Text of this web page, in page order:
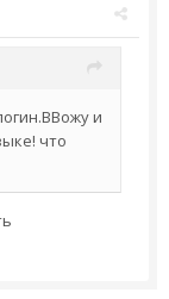
и
что